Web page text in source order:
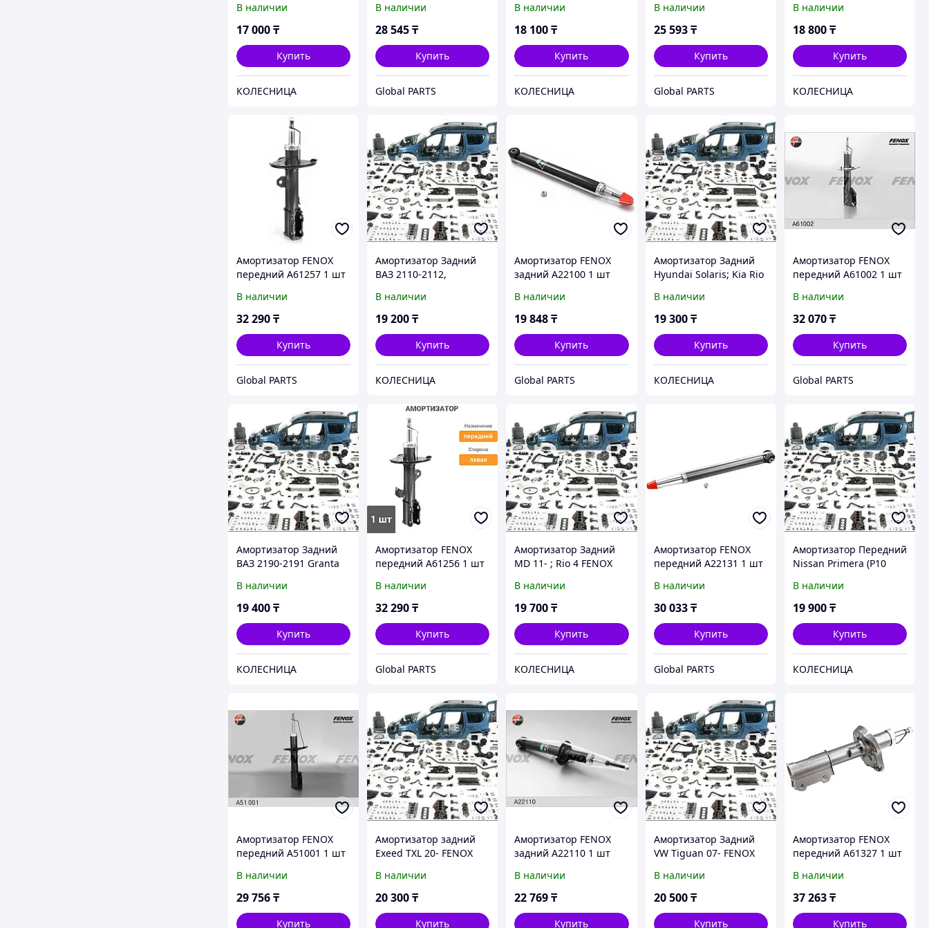
В наличии
17 000₸
Купить
КОЛЕСНИЦА
В наличии
28 545₸
Купить
Global PARTS
В наличии
18 100₸
Купить
КОЛЕСНИЦА
В наличии
25 593 ₸
Купить
Global PARTS
В наличии
18 800₸
Купить
КОЛЕСНИЦА
Амортизатор FENOX
передний A61257 1 шт
В наличии
32 290₸
Купить
Global PARTS
Амортизатор Задний
ВАЗ 2110-2112,
FENOX
В наличии
19 200₸
Купить
КОЛЕСНИЦА
Амортизатор FENOX
задний A22100 1 шт
В наличии
19 848₸
Купить
Global PARTS
Амортизатор Задний
Hyundai Solaris; Kia Rio
В наличии
19 300 ₸
Купить
КОЛЕСНИЦА
Амортизатор FENOX
передний A61002 1 шт
В наличии
32 070₸
Купить
Global PARTS
Амортизатор Задний
ВАЗ 2190-2191 Granta
В наличии
19 400₸
Купить
КОЛЕСНИЦА
Амортизатор FENOX
передний A61256 1 шт
В наличии
32 290₸
Купить
Global PARTS
Амортизатор Задний
MD 11- ; Rio 4 FENOX
В наличии
19 700₸
Купить
КОЛЕСНИЦА
Амортизатор FENOX
передний A22131 1 шт
В наличии
30 033 ₸
Купить
Global PARTS
Амортизатор Передний
Nissan Primera (P10
В наличии
19 900₸
Купить
КОЛЕСНИЦА
Амортизатор FENOX
передний A51001 1 шт
В наличии
29 756₸
Купить
Амортизатор задний
Exeed TXL 20- FENOX
В наличии
20 300₸
Купить
Амортизатор FENOX
задний A22110 1 шт
В наличии
22 769₸
Купить
Амортизатор Задний
VW Tiguan 07- FENOX
В наличии
20 500 ₸
Купить
Амортизатор FENOX
передний A61327 1 шт
В наличии
37 263₸
Купить